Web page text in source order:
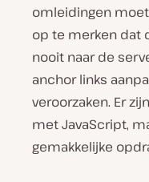
omleidingen
op te merken dat
nooit naar de
anchor links
veroorzaken. Er
met JavaScript,
gemakkelijke